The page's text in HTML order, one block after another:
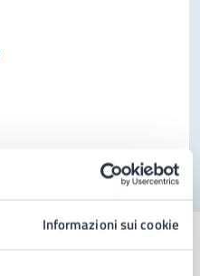
Informazioni sui cookie